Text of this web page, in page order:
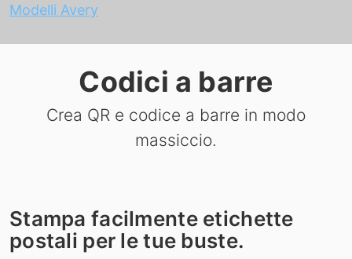
Modelli Avery
Codici a barre
Crea QR e codice a barre in modo
massiccio.
Stampa facilmente etichette
postali per le tue buste.